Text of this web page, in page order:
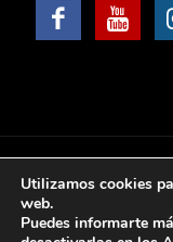
© 2025
Utilizamos cookies
web.
Puedes informarte